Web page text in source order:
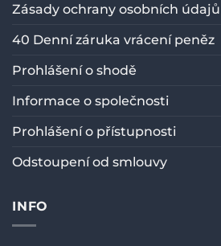
Zásady ochrany osobních údajů
40 Denní záruka vrácení peněz
Prohlášení o shodě
Informace o společnosti
Prohlášení o přístupnosti
Odstoupení od smlouvy
INFO